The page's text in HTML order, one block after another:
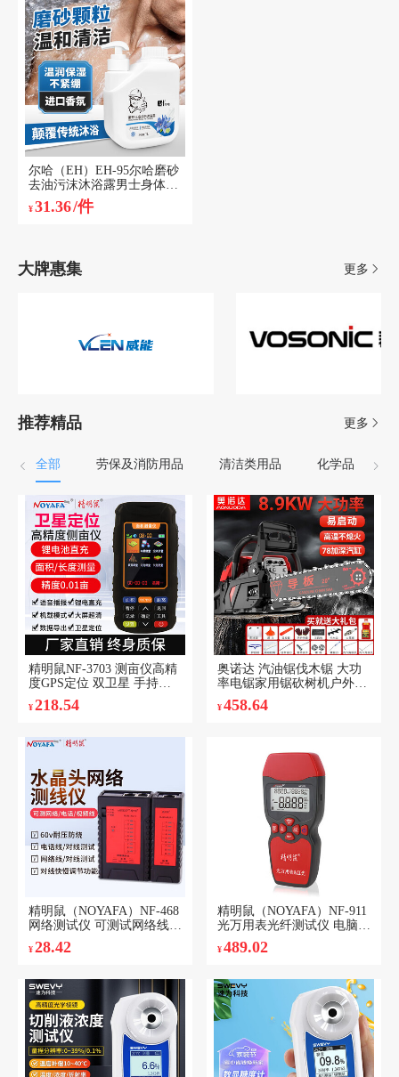
尔哈（EH）EH-95尔哈磨砂
去油污沫沐浴露男士身体磨
砂膏持久留香乳液1L/瓶
¥31.36/件
大牌惠集 更多
推荐精品 更多
全部 劳保及消防用品 清洁类用品 化学品
精明鼠NF-3703 测亩仪高精
度GPS定位 双卫星 手持车
载土地面积测量仪 量田地收
割机用计亩器1
¥218.54
奥诺达 汽油锯伐木锯 大功
率电锯家用锯砍树机户外林
业油锯园林工具 大功率汽油
锯配进口链+国产链 豪华套
¥458.64
精明鼠（NOYAFA）NF-468
网络测试仪 可测试网络线
电话线 测线仪两用测线仪
网线 电话线 NF-468
¥28.42
精明鼠（NOYAFA）NF-911
光万用表光纤测试仪 电脑光
纤网络电缆测试仪电话测试
器网线测线仪无延迟 NF-
¥489.02